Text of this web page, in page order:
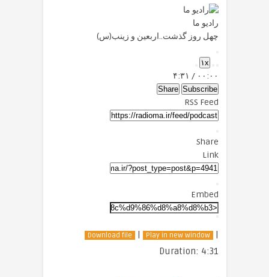
رادیو ما
چهل روز گذشت..اربعین و زینب(س)
Play
Episode
Mute/Unmute
Episode
Rewind
10
Seconds
۱x
Forward
30
seconds
۰۰:۰۰ / ۴:۳۱
Subscribe
Share
RSS Feed
Share
Link
Embed
Download file | Play in new window
|
Duration: 4:31